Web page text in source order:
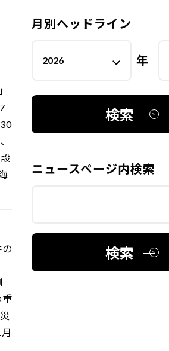
月別ヘッドライン
年
検索
ニュースページ内検索
検索